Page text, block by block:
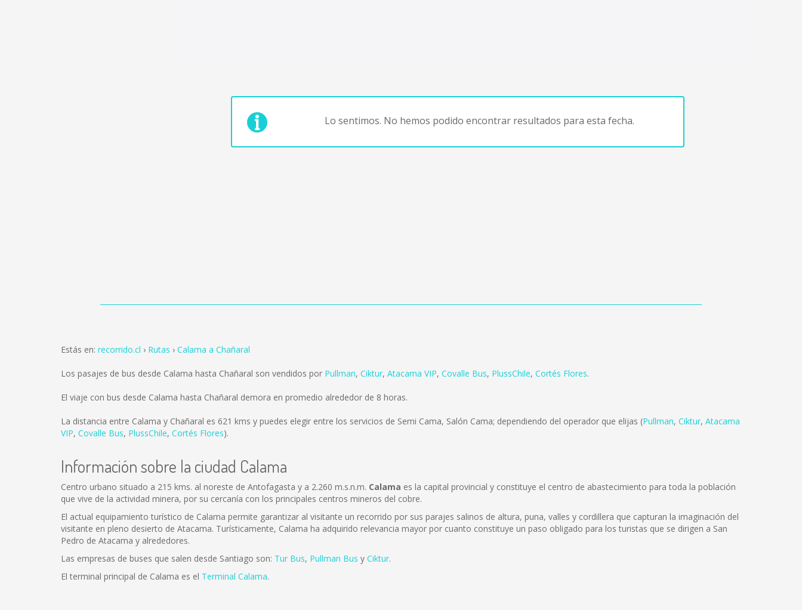
Lo sentimos. No hemos podido encontrar resultados para esta fecha.
Estás en: recorrido.cl Rutas Calama a Chañaral
Los pasajes de bus desde Calama hasta Chañaral son vendidos por Pullman, Ciktur, Atacama VIP, Covalle Bus, PlussChile, Cortés Flores.
El viaje con bus desde Calama hasta Chañaral demora en promedio alrededor de 8 horas.
La distancia entre Calama y Chañaral es 621 kms y puedes elegir entre los servicios de Semi Cama, Salón Cama; dependiendo del operador que elijas (Pullman, Ciktur, Atacama
VIP, Covalle Bus, PlussChile, Cortés Flores).
Información sobre la ciudad Calama
Centro urbano situado a 215 kms. al noreste de Antofagasta y a 2.260 m.s.n.m. Calama es la capital provincial y constituye el centro de abastecimiento para toda la población
que vive de la actividad minera, por su cercanía con los principales centros mineros del cobre.
El actual equipamiento turístico de Calama permite garantizar al visitante un recorrido por sus parajes salinos de altura, puna, valles y cordillera que capturan la imaginación del
visitante en pleno desierto de Atacama. Turísticamente, Calama ha adquirido relevancia mayor por cuanto constituye un paso obligado para los turistas que se dirigen a San
Pedro de Atacama y alrededores.
Las empresas de buses que salen desde Santiago son: Tur Bus, Pullman Bus y Ciktur.
El terminal principal de Calama es el Terminal Calama.